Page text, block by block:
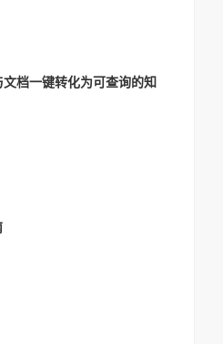
档一键转化为可查询的知